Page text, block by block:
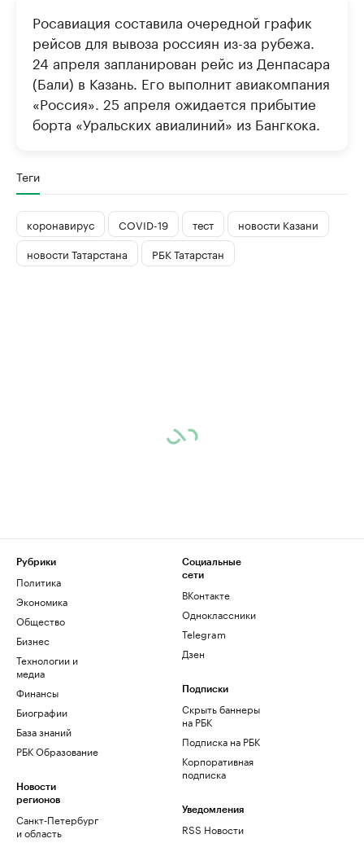
Росавиация составила очередной график
рейсов для вывоза россиян из-за рубежа.
24 апреля запланирован рейс из Денпасара
(Бали) в Казань. Его выполнит авиакомпания
«Россия». 25 апреля ожидается прибытие
борта «Уральских авиалиний» из Бангкока.
Теги
коронавирус COVID-19 тест
новости Казани
новости Татарстана
РБК Татарстан
Рубрики
Политика
Экономика
Общество
Бизнес
Технологии и
медиа
Финансы
Биографии
База знаний
РБК Образование
Новости
регионов
Санкт-Петербург
и область
Социальные
сети
ВКонтакте
Одноклассники
Telegram
Дзен
Подписки
Скрыть баннеры
на РБК
Подписка на РБК
Корпоративная
подписка
Уведомления
RSS Новости